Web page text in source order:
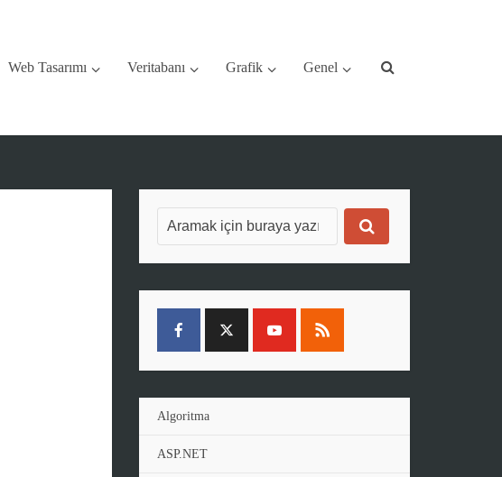
Web Tasarımı Veritabanı Grafik Genel
Algoritma
ASP.NET